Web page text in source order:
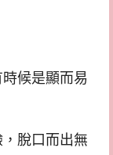
候是顯而易
脫口而出無